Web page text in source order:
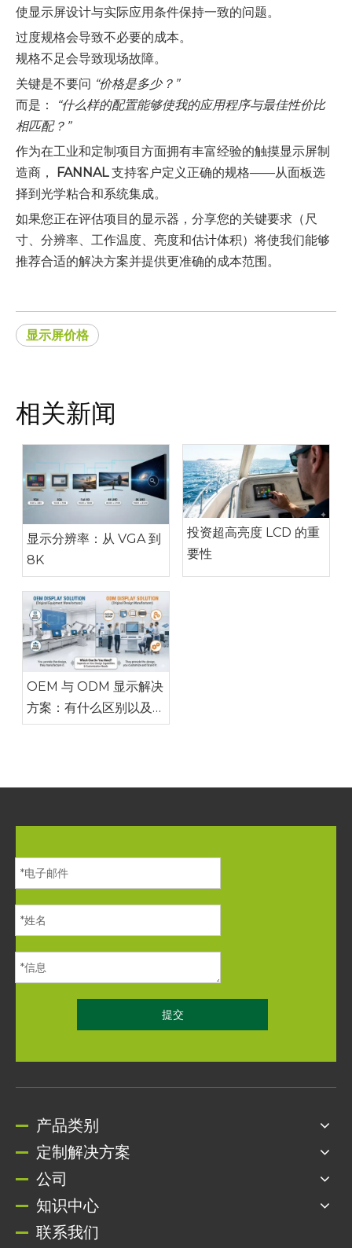
使显示屏设计与实际应用条件保持一致的问题。
过度规格会导致不必要的成本。
规格不足会导致现场故障。
关键是不要问 “价格是多少？”
而是：
“什么样的配置能够使我的应用程序与最佳性价比
相匹配？”
作为在工业和定制项目方面拥有丰富经验的触摸显示屏制
造商，
FANNAL支持客户定义正确的规格——从面板选
择到光学粘合和系统集成。
如果您正在评估项目的显示器，分享您的关键要求（尺
寸、分辨率、工作温度、亮度和估计体积）将使我们能够
推荐合适的解决方案并提供更准确的成本范围。
显示屏价格
相关新闻
显示分辨率：从 VGA 到
8K
投资超高亮度 LCD 的重
要性
OEM 与 ODM 显示解决
方案：有什么区别以及您
需要哪一种？
提交
产品类别
定制解决方案
公司
知识中心
联系我们